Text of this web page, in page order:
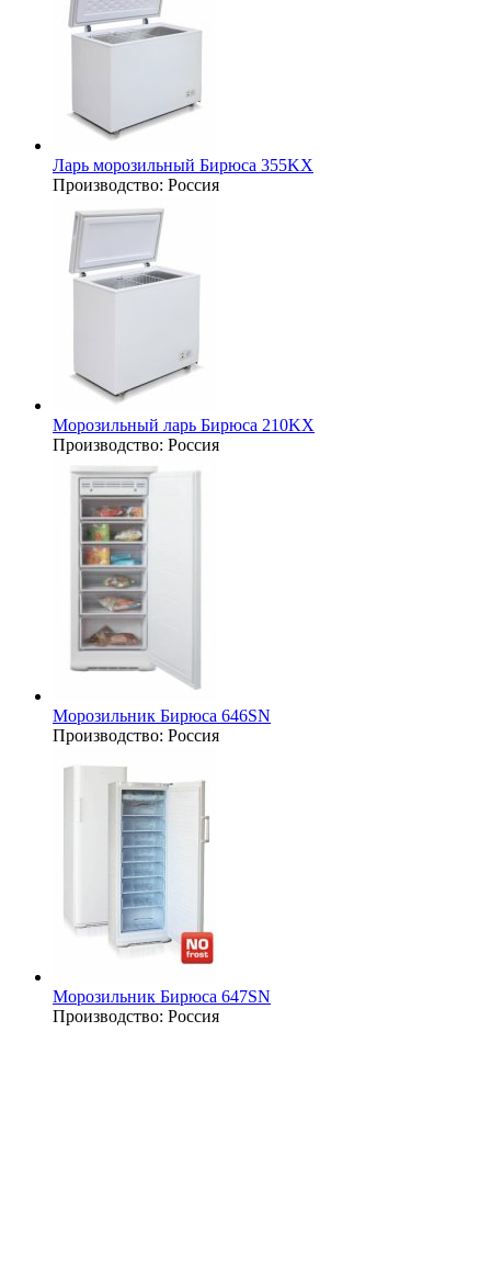
Ларь морозильный Бирюса 355KX
Производство: Россия
Морозильный ларь Бирюса 210KX
Производство: Россия
Морозильник Бирюса 646SN
Производство: Россия
Морозильник Бирюса 647SN
Производство: Россия